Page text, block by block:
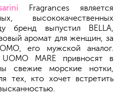
Fragrances является
высококачественных
бренд выпустил BELLA,
аромат для женщин, за
его мужской аналог.
MARE привносят в
свежие морские нотки,
тех, кто хочет встретить